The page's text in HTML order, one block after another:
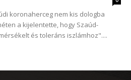
koronaherceg nem kis dologba
a kijelentette, hogy Szaúd-
és toleráns iszlámhoz"....